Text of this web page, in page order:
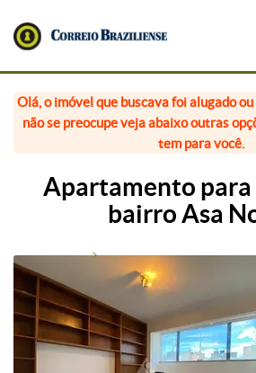
Olá, o imóvel que buscava foi alugado
não se preocupe veja abaixo outras
tem para você.
Apartamento para
bairro Asa